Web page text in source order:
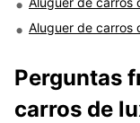
Aluguer de carros
Perguntas
carros de